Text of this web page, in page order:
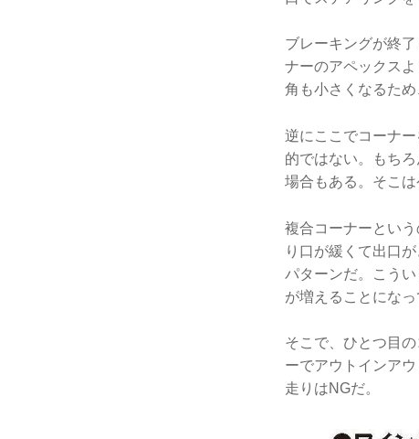
ブレーキングが終
ナーのアペックス
角も小さくなるた
逆にここでコーナ
的ではない。もち
場合もある。そこは
複合コーナーとい
り口が緩くて出口
パターンだ。こう
が増えることにな
そこで、ひとつ目
ーでアウトインア
走りはNGだ。